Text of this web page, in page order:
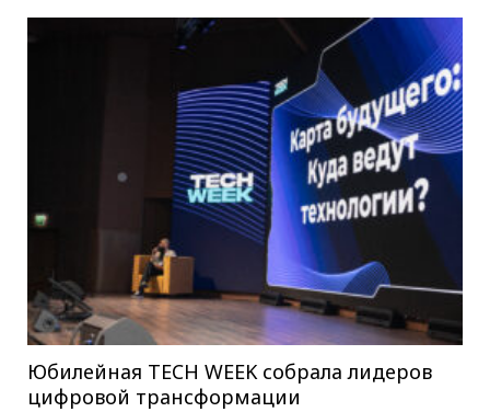
Юбилейная TECH WEEK собрала лидеров
цифровой трансформации